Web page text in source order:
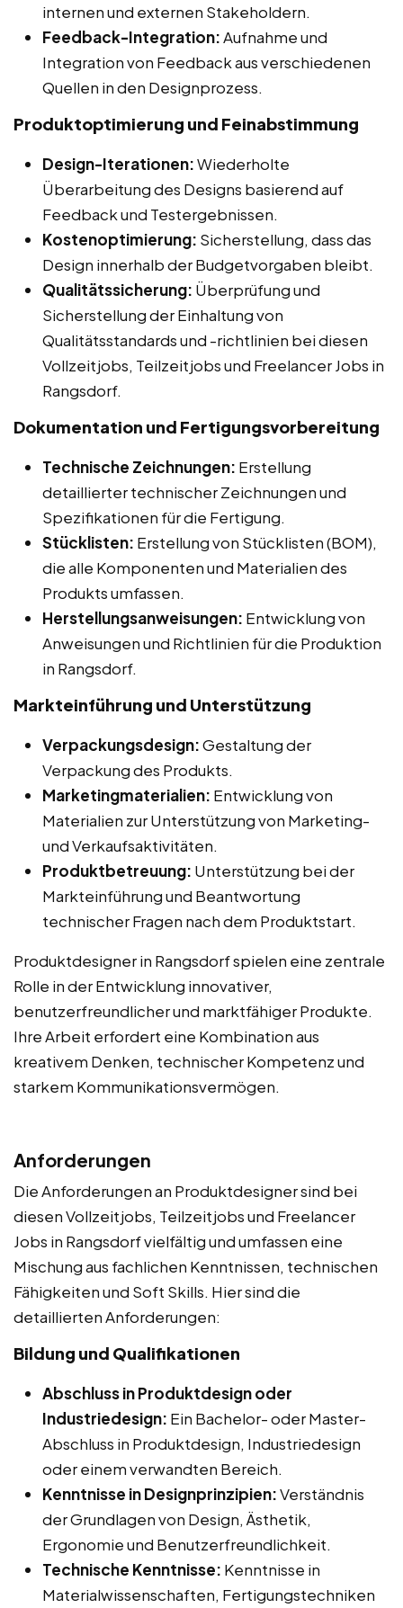
internen und externen Stakeholdern.
Feedback-Integration:Aufnahme und
Integration von Feedback aus verschiedenen
Quellen in den Designprozess.
Produktoptimierung und Feinabstimmung
Design-Iterationen:Wiederholte
Überarbeitung des Designs basierend auf
Feedback und Testergebnissen.
Kostenoptimierung: Sicherstellung, dass das
Design innerhalb der Budgetvorgaben bleibt.
Qualitätssicherung: Überprüfung und
Sicherstellung der Einhaltung von
Qualitätsstandards und -richtlinien bei diesen
Vollzeitjobs, Teilzeitjobs und Freelancer Jobs in
Rangsdorf.
Dokumentation und Fertigungsvorbereitung
Technische Zeichnungen: Erstellung
detaillierter technischer Zeichnungen und
Spezifikationen für die Fertigung.
Stücklisten: Erstellung von Stücklisten (BOM),
die alle Komponenten und Materialien des
Produkts umfassen.
Herstellungsanweisungen: Entwicklung von
Anweisungen und Richtlinien für die Produktion
in Rangsdorf.
Markteinführung und Unterstützung
Verpackungsdesign:Gestaltung der
Verpackung des Produkts.
Marketingmaterialien: Entwicklung von
Materialien zur Unterstützung von Marketing-
und Verkaufsaktivitäten.
Produktbetreuung: Unterstützung bei der
Markteinführung und Beantwortung
technischer Fragen nach dem Produktstart.
Produktdesigner in Rangsdorf spielen eine zentrale
Rolle in der Entwicklung innovativer,
benutzerfreundlicher und marktfähiger Produkte.
Ihre Arbeit erfordert eine Kombination aus
kreativem Denken, technischer Kompetenz und
starkem Kommunikationsvermögen.
Anforderungen
Die Anforderungen an Produktdesigner sind bei
diesen Vollzeitjobs, Teilzeitjobs und Freelancer
Jobs in Rangsdorf vielfältig und umfassen eine
Mischung aus fachlichen Kenntnissen, technischen
Fähigkeiten und Soft Skills. Hier sind die
detaillierten Anforderungen:
Bildung und Qualifikationen
Abschluss in Produktdesign oder
Industriedesign: Ein Bachelor- oder Master-
Abschluss in Produktdesign, Industriedesign
oder einem verwandten Bereich.
Kenntnisse in Designprinzipien:Verständnis
der Grundlagen von Design, Ästhetik,
Ergonomie und Benutzerfreundlichkeit.
Technische Kenntnisse: Kenntnisse in
Materialwissenschaften, Fertigungstechniken